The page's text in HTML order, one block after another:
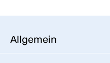
Allgemein